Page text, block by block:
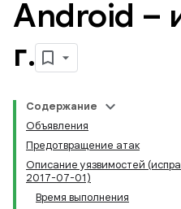
Android –
г.
Содержание
Объявления
Предотвращение атак
Описание уязвимостей
2017-07-01)
Время выполнения